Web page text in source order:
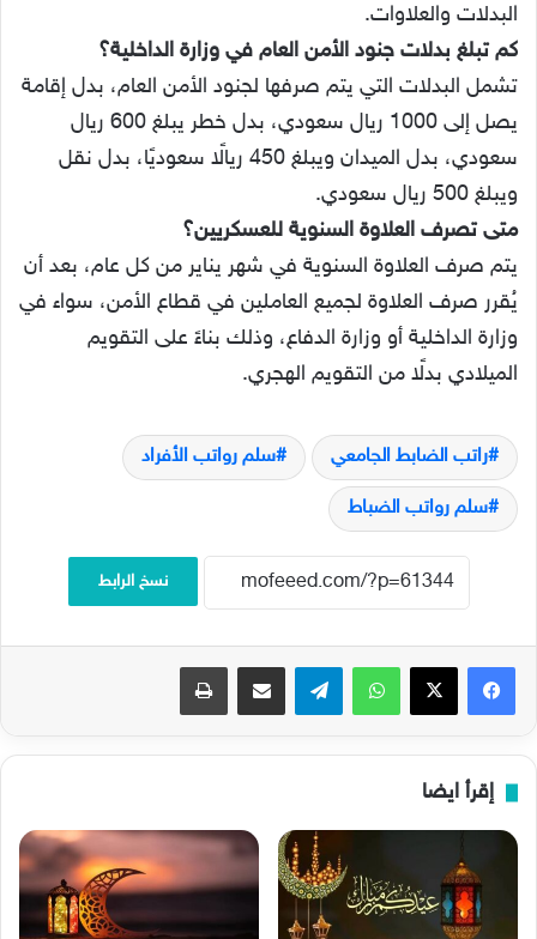
البدلات والعلاوات.
كم تبلغ بدلات جنود الأمن العام في وزارة الداخلية؟
تشمل البدلات التي يتم صرفها لجنود الأمن العام، بدل إقامة
يصل إلى 1000 ريال سعودي، بدل خطر يبلغ 600 ريال
سعودي، بدل الميدان ويبلغ 450 ريالًا سعوديًا، بدل نقل
ويبلغ 500 ريال سعودي.
متى تصرف العلاوة السنوية للعسكريين؟
يتم صرف العلاوة السنوية في شهر يناير من كل عام، بعد أن
يُقرر صرف العلاوة لجميع العاملين في قطاع الأمن، سواء في
وزارة الداخلية أو وزارة الدفاع، وذلك بناءً على التقويم
الميلادي بدلًا من التقويم الهجري.
راتب الضابط الجامعي سلم رواتب الأفراد
سلم رواتب الضباط
نسخ الرابط
فيسبوك‫X واتساب تيلقرام مشاركة عبر البريد طباعة
إقرأ ايضا